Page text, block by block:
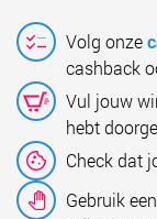
Volg onze
cashback
Vul jouw
hebt
Check dat
Gebruik